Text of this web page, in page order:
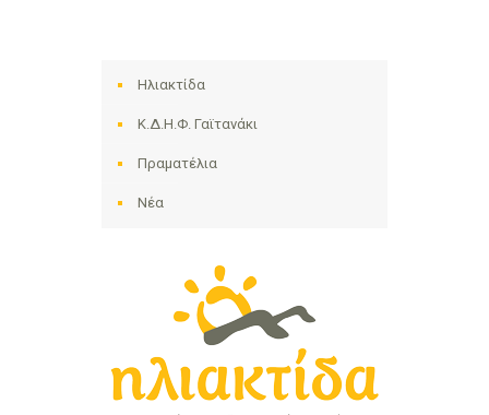
Ηλιακτίδα
Κ.Δ.Η.Φ. Γαϊτανάκι
Πραματέλια
Νέα